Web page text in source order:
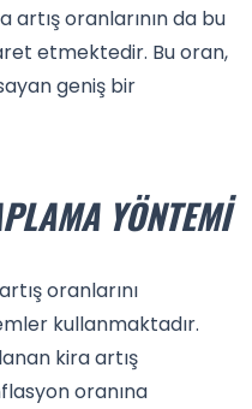
artış oranlarının da bu
etmektedir. Bu oran,
geniş bir
YÖNTEMI
oranlarını
kullanmaktadır.
kira artış
oranına